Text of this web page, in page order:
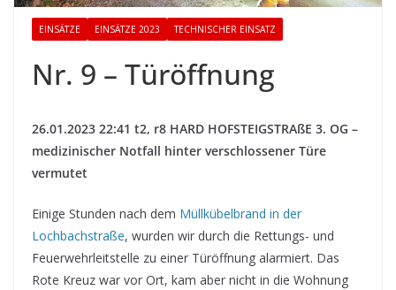
EINSÄTZE EINSÄTZE 2023 TECHNISCHER EINSATZ
Nr. 9 – Türöffnung
26.01.2023 22:41 t2, r8 HARD HOFSTEIGSTRAßE 3. OG –
medizinischer Notfall hinter verschlossener Türe
vermutet
Einige Stunden nach dem Müllkübelbrand in der
Lochbachstraße, wurden wir durch die Rettungs- und
Feuerwehrleitstelle zu einer Türöffnung alarmiert. Das
Rote Kreuz war vor Ort, kam aber nicht in die Wohnung